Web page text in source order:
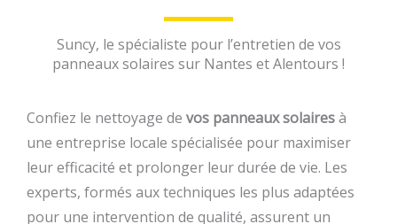
Suncy, le spécialiste pour l’entretien de vos
panneaux solaires sur Nantes et Alentours !
Confiez le nettoyage de vos panneaux solairesà
une entreprise locale spécialisée pour maximiser
leur efficacité et prolonger leur durée de vie. Les
experts, formés aux techniques les plus adaptées
pour une intervention de qualité, assurent un